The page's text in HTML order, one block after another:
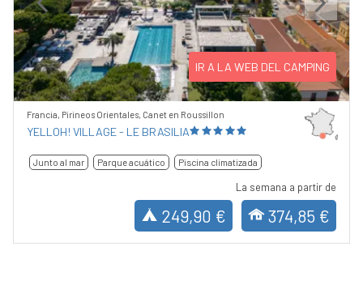
Previous Next
IR A LA WEB DEL CAMPING
Francia, Pirineos Orientales, Canet en Roussillon
YELLOH! VILLAGE - LE BRASILIA
Junto al mar Parque acuático Piscina climatizada
La semana a partir de
249,90 € 374,85 €